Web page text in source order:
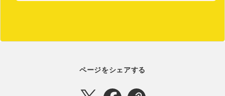
ページをシェアする